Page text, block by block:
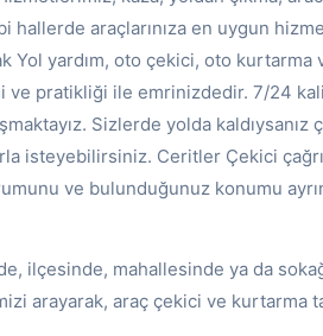
hallerde araçlarınıza en uygun
Yol yardım, oto çekici, oto kurtarma
ve pratikliği ile emrinizdedir. 7/24
Sizlerde yolda kaldıysanız
isteyebilirsiniz. Ceritler Çekici
ve bulunduğunuz konumu
ilçesinde, mahallesinde ya da
arayarak, araç çekici ve kurtarma